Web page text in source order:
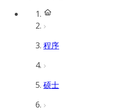
程序
硕士